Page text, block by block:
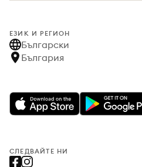
ЕЗИК И РЕГИОН
Български
България
СЛЕДВАЙТЕ НИ